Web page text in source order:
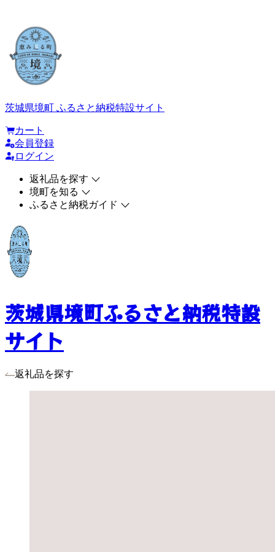
茨城県境町 ふるさと納税特設サイト
カート
会員登録
ログイン
返礼品を探す
境町を知る
ふるさと納税ガイド
茨城県境町ふるさと納税特設
サイト
返礼品を探す